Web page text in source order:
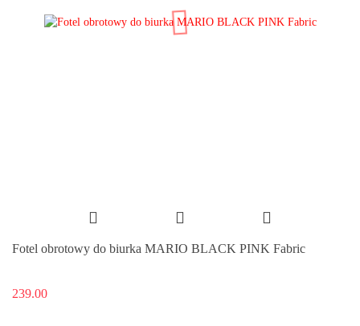
Fotel obrotowy do biurka MARIO BLACK PINK Fabric
239.00